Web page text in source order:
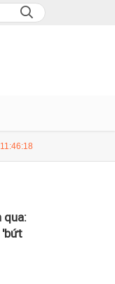
'bứt tốc'
qua:
'bứt